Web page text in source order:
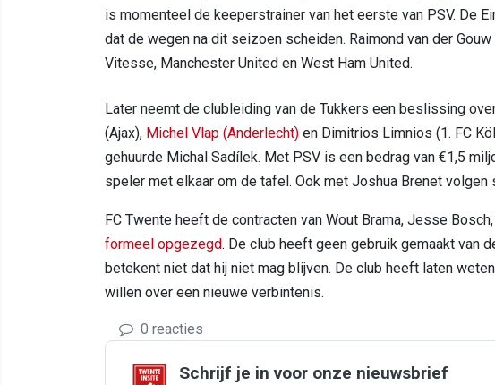
is momenteel de keeperstrainer van het eerste van PSV. De
dat de wegen na dit seizoen scheiden. Raimond van der
Vitesse, Manchester United en West Ham United.
Later neemt de clubleiding van de Tukkers een beslissing
(Ajax), Michel Vlap (Anderlecht) en Dimitrios Limnios (1. FC
gehuurde Michal Sadílek. Met PSV is een bedrag van €1,5
speler met elkaar om de tafel. Ook met Joshua Brenet volgen
FC Twente heeft de contracten van Wout Brama, Jesse
formeel opgezegd. De club heeft geen gebruik gemaakt van
betekent niet dat hij niet mag blijven. De club heeft laten
willen over een nieuwe verbintenis.
0 reacties
Schrijf je in voor onze nieuwsbrief